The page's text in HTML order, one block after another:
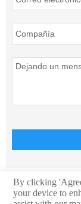
Derechos de
By clicking
your device to